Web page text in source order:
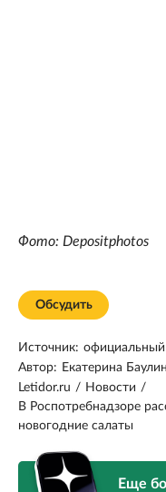
Фото: Depositphotos
Обсудить
Источник: официальный
Автор: Екатерина
Letidor.ru / Новости /
В Роспотребнадзоре
новогодние салаты
Еще